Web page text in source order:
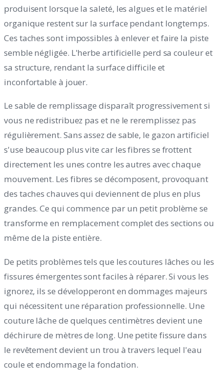
produisent lorsque la saleté, les algues et le matériel
organique restent sur la surface pendant longtemps.
Ces taches sont impossibles à enlever et faire la piste
semble négligée. L'herbe artificielle perd sa couleur et
sa structure, rendant la surface difficile et
inconfortable à jouer.
Le sable de remplissage disparaît progressivement si
vous ne redistribuez pas et ne le reremplissez pas
régulièrement. Sans assez de sable, le gazon artificiel
s'use beaucoup plus vite car les fibres se frottent
directement les unes contre les autres avec chaque
mouvement. Les fibres se décomposent, provoquant
des taches chauves qui deviennent de plus en plus
grandes. Ce qui commence par un petit problème se
transforme en remplacement complet des sections ou
même de la piste entière.
De petits problèmes tels que les coutures lâches ou les
fissures émergentes sont faciles à réparer. Si vous les
ignorez, ils se développeront en dommages majeurs
qui nécessitent une réparation professionnelle. Une
couture lâche de quelques centimètres devient une
déchirure de mètres de long. Une petite fissure dans
le revêtement devient un trou à travers lequel l'eau
coule et endommage la fondation.